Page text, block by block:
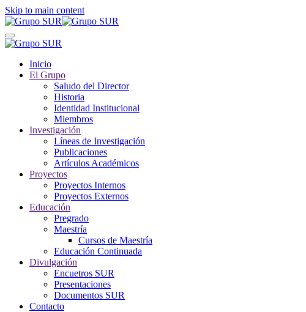
Skip to main content
Inicio
El Grupo
Saludo del Director
Historia
Identidad Institucional
Miembros
Investigación
Líneas de Investigación
Publicaciones
Artículos Académicos
Proyectos
Proyectos Internos
Proyectos Externos
Educación
Pregrado
Maestría
Cursos de Maestría
Educación Continuada
Divulgación
Encuetros SUR
Presentaciones
Documentos SUR
Contacto